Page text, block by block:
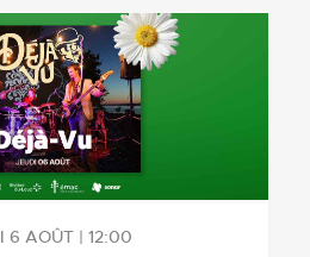
6 AOÛT | 12:00